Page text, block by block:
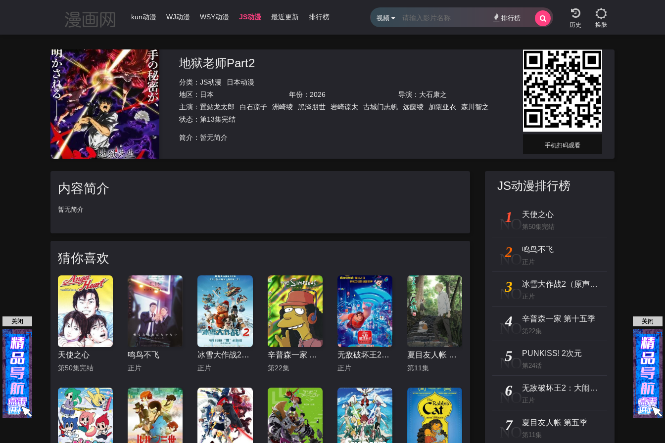
首页 动漫导航 Ikun动漫 WJ动漫 WSY动漫 JS动漫 最近更新 排行榜
换肤
视频 排行榜
地狱老师Part2
分类： JS动漫
日本动漫
地区： 日本 年份： 2026 导演： 大石康之
主演： 置鲇龙太郎 白石凉子 洲崎绫 黑泽朋世 岩崎谅太 古城门志帆 远藤绫 加隈亚衣
森川智之
状态：第13集完结
简介：暂无简介
手机扫码观看
内容简介
暂无简介
猜你喜欢
天使之心
第50集完结
鸣鸟不飞
正片
冰雪大作战2（原声版）
正片
辛普森一家 第十五季
第22集
无敌破坏王2：大闹互联网
正片
夏目友人帐 第五季
第11集
JS动漫排行榜
NO
1 天使之心
第50集完结
NO
2 鸣鸟不飞
正片
NO
3 冰雪大作战2（原声版）
正片
NO
4 辛普森一家 第十五季
第22集
NO
5 PUNKISS! 2次元
第24话
NO
6 无敌破坏王2：大闹互联网
正片
NO
7 夏目友人帐 第五季
第11集
关闭 关闭